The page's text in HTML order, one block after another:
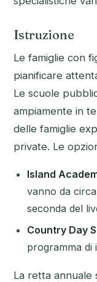
Istruzione
Le famiglie con
pianificare
Le scuole
ampiamente in
delle famiglie
private. Le
Island
vanno da circa
seconda del
Country Day
programma di
La retta annuale